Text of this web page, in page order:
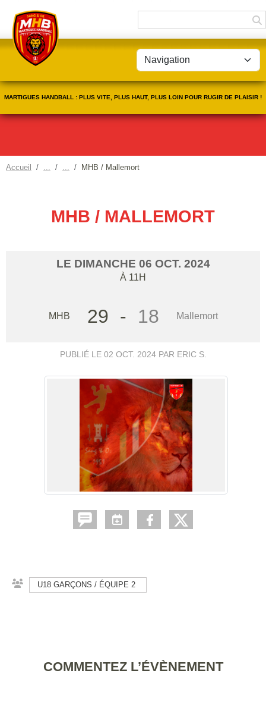
MARTIGUES HANDBALL : PLUS VITE, PLUS HAUT, PLUS LOIN POUR RUGIR DE PLAISIR !
Accueil MHB / Mallemort
MHB / MALLEMORT
LE DIMANCHE 06 OCT. 2024
À 11H
MHB 29 - 18 Mallemort
PUBLIÉ LE 02 OCT. 2024PAR ERIC S.
U18 GARÇONS / ÉQUIPE 2
COMMENTEZ L’ÉVÈNEMENT